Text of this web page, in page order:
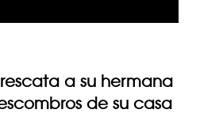
a su hermana
de su casa